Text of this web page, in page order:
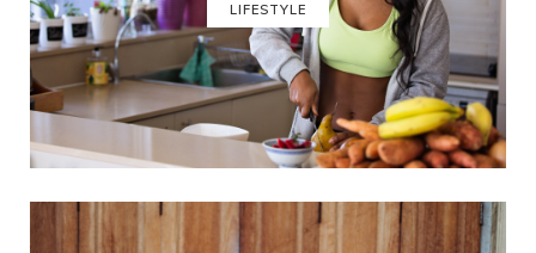
LIFESTYLE